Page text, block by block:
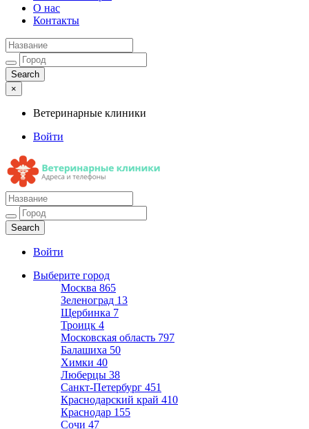
О нас
Контакты
×
Ветеринарные клиники
Войти
Ветеринарные клиники
Адреса и телефоны
Войти
Выберите город
Москва 865
Зеленоград 13
Щербинка 7
Троицк 4
Московская область 797
Балашиха 50
Химки 40
Люберцы 38
Санкт-Петербург 451
Краснодарский край 410
Краснодар 155
Сочи 47